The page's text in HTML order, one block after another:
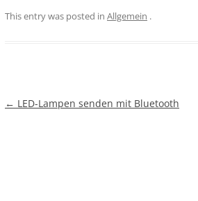
This entry was posted in Allgemein .
Beitragsnavigation
← LED-Lampen senden mit Bluetooth